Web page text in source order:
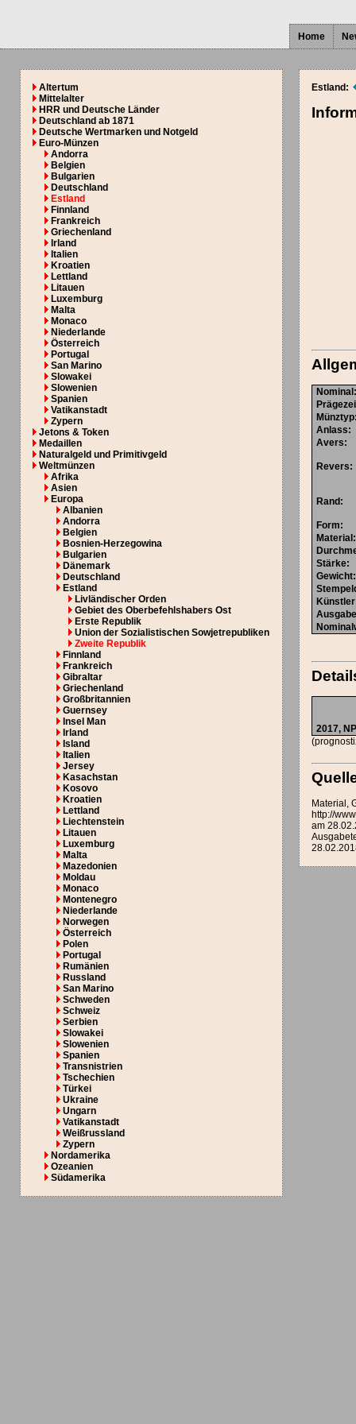
Home
Altertum
Mittelalter
HRR und Deutsche Länder
Deutschland ab 1871
Deutsche Wertmarken und Notgeld
Euro-Münzen
Andorra
Belgien
Bulgarien
Deutschland
Estland
Finnland
Frankreich
Griechenland
Irland
Italien
Kroatien
Lettland
Litauen
Luxemburg
Malta
Monaco
Niederlande
Österreich
Portugal
San Marino
Slowakei
Slowenien
Spanien
Vatikanstadt
Zypern
Jetons & Token
Medaillen
Naturalgeld und Primitivgeld
Weltmünzen
Afrika
Asien
Europa
Albanien
Andorra
Belgien
Bosnien-Herzegowina
Bulgarien
Dänemark
Deutschland
Estland
Livländischer Orden
Gebiet des Oberbefehlshabers Ost
Erste Republik
Union der Sozialistischen Sowjetrepubliken
Zweite Republik
Finnland
Frankreich
Gibraltar
Griechenland
Großbritannien
Guernsey
Insel Man
Irland
Island
Italien
Jersey
Kasachstan
Kosovo
Kroatien
Lettland
Liechtenstein
Litauen
Luxemburg
Malta
Mazedonien
Moldau
Monaco
Montenegro
Niederlande
Norwegen
Österreich
Polen
Portugal
Rumänien
Russland
San Marino
Schweden
Schweiz
Serbien
Slowakei
Slowenien
Spanien
Transnistrien
Tschechien
Türkei
Ukraine
Ungarn
Vatikanstadt
Weißrussland
Zypern
Nordamerika
Ozeanien
Südamerika
Estland:
Nominal
Münztyp
Anlass:
Avers:
Revers:
Rand :
Form:
Material :
Stärke:
Gewicht:
Künstler
2017,
Material,
http://
am